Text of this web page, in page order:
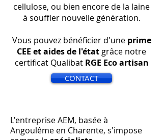
cellulose, ou bien encore de la laine
à souffler nouvelle génération.
Vous pouvez bénéficier d'uneprime
CEE et aides de l'état grâce notre
certificat Qualibat RGE Eco artisan
CONTACT
L'entreprise AEM, basée à
Angoulême en Charente, s'impose